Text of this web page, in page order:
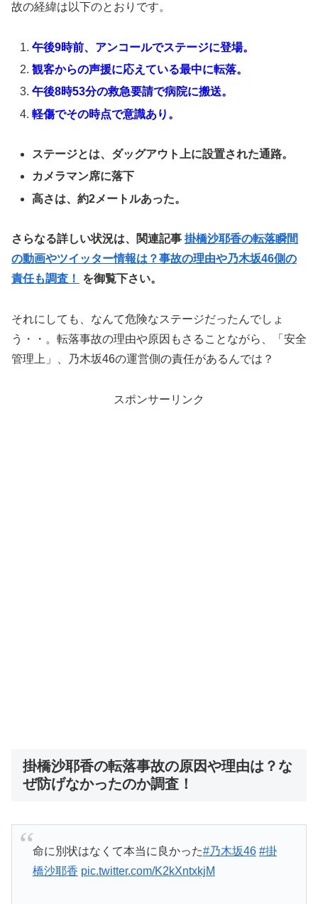
故の経緯は以下のとおりです。
午後9時前、アンコールでステージに登場。
観客からの声援に応えている最中に転落。
午後8時53分の救急要請で病院に搬送。
軽傷でその時点で意識あり。
ステージとは、ダッグアウト上に設置された通路。
カメラマン席に落下
高さは、約2メートルあった。
さらなる詳しい状況は、関連記事 掛橋沙耶香の転落瞬間
の動画やツイッター情報は？事故の理由や乃木坂46側の
責任も調査！
を御覧下さい。
それにしても、なんて危険なステージだったんでしょ
う・・。転落事故の理由や原因もさることながら、「安全
管理上」、乃木坂46の運営側の責任があるんでは？
スポンサーリンク
掛橋沙耶香の転落事故の原因や理由は？な
ぜ防げなかったのか調査！
命に別状はなくて本当に良かった#乃木坂46 #掛
橋沙耶香 pic.twitter.com/K2kXntxkjM